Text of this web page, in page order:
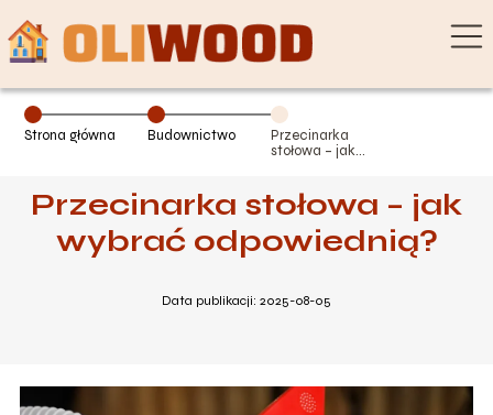
Strona główna Budownictwo
Przecinarka
stołowa – jak
Przecinarka stołowa – jak
wybrać odpowiednią?
Data publikacji: 2025-08-05